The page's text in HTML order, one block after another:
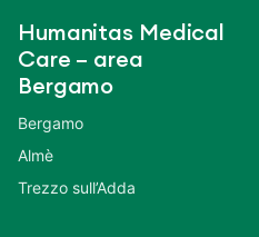
Humanitas Medical
Care – area
Bergamo
Bergamo
Almè
Trezzo sull’Adda